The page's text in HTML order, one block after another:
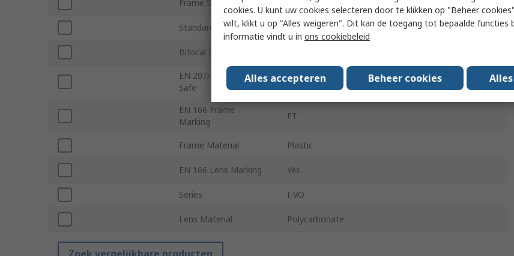
Frame Style Spectacle
Standards/Approvals DIN EN 166 + DIN EN 170
Bifocal Lens
EN 207/208 Laser
Safe
No
EN 166 Frame
Marking
FT
Frame Material Plastic
EN 166 Lens Marking Yes
Series I-VO
Lens Material Polycarbonate
cookies. U kunt uw cookies selecteren door te klikken op "Beheer
wilt, klikt u op "Alles weigeren". Dit kan de toegang tot bepaalde functies
informatie vindt u in ons cookiebeleid
Alles accepteren Beheer cookies